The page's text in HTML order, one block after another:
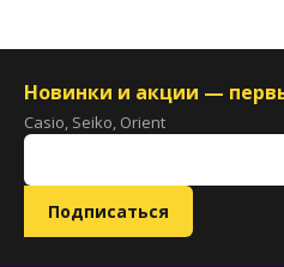
Новинки и акции —
Casio, Seiko, Orient